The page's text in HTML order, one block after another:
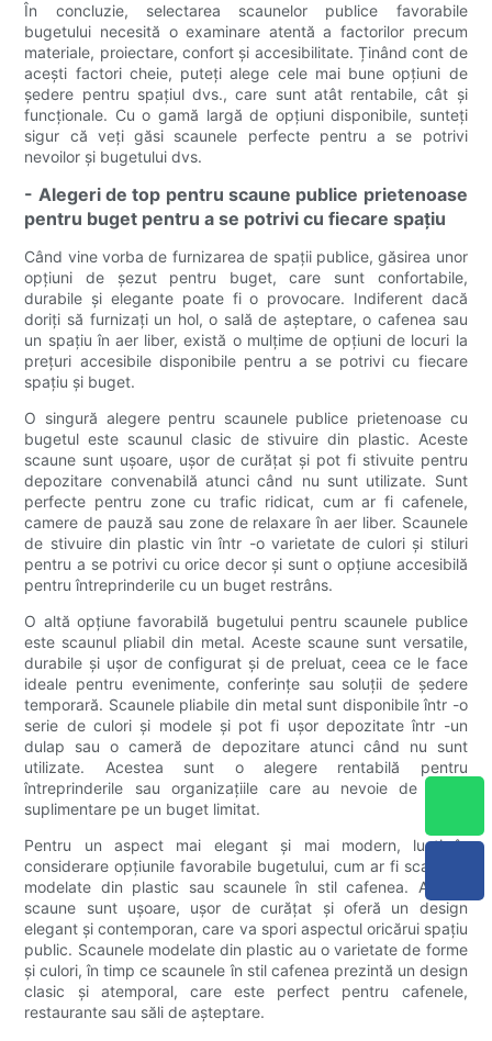
În concluzie, selectarea scaunelor publice favorabile
bugetului necesită o examinare atentă a factorilor precum
materiale, proiectare, confort și accesibilitate. Ținând cont de
acești factori cheie, puteți alege cele mai bune opțiuni de
ședere pentru spațiul dvs., care sunt atât rentabile, cât și
funcționale. Cu o gamă largă de opțiuni disponibile, sunteți
sigur că veți găsi scaunele perfecte pentru a se potrivi
nevoilor și bugetului dvs.
- Alegeri de top pentru scaune publice prietenoase
pentru buget pentru a se potrivi cu fiecare spațiu
Când vine vorba de furnizarea de spații publice, găsirea unor
opțiuni de șezut pentru buget, care sunt confortabile,
durabile și elegante poate fi o provocare. Indiferent dacă
doriți să furnizați un hol, o sală de așteptare, o cafenea sau
un spațiu în aer liber, există o mulțime de opțiuni de locuri la
prețuri accesibile disponibile pentru a se potrivi cu fiecare
spațiu și buget.
O singură alegere pentru scaunele publice prietenoase cu
bugetul este scaunul clasic de stivuire din plastic. Aceste
scaune sunt ușoare, ușor de curățat și pot fi stivuite pentru
depozitare convenabilă atunci când nu sunt utilizate. Sunt
perfecte pentru zone cu trafic ridicat, cum ar fi cafenele,
camere de pauză sau zone de relaxare în aer liber. Scaunele
de stivuire din plastic vin într -o varietate de culori și stiluri
pentru a se potrivi cu orice decor și sunt o opțiune accesibilă
pentru întreprinderile cu un buget restrâns.
O altă opțiune favorabilă bugetului pentru scaunele publice
este scaunul pliabil din metal. Aceste scaune sunt versatile,
durabile și ușor de configurat și de preluat, ceea ce le face
ideale pentru evenimente, conferințe sau soluții de ședere
temporară. Scaunele pliabile din metal sunt disponibile într -o
serie de culori și modele și pot fi ușor depozitate într -un
dulap sau o cameră de depozitare atunci când nu sunt
utilizate. Acestea sunt o alegere rentabilă pentru
întreprinderile sau organizațiile care au nevoie de locuri
suplimentare pe un buget limitat.
Pentru un aspect mai elegant și mai modern, luați în
considerare opțiunile favorabile bugetului, cum ar fi scaunele
modelate din plastic sau scaunele în stil cafenea. Aceste
scaune sunt ușoare, ușor de curățat și oferă un design
elegant și contemporan, care va spori aspectul oricărui spațiu
public. Scaunele modelate din plastic au o varietate de forme
și culori, în timp ce scaunele în stil cafenea prezintă un design
clasic și atemporal, care este perfect pentru cafenele,
restaurante sau săli de așteptare.